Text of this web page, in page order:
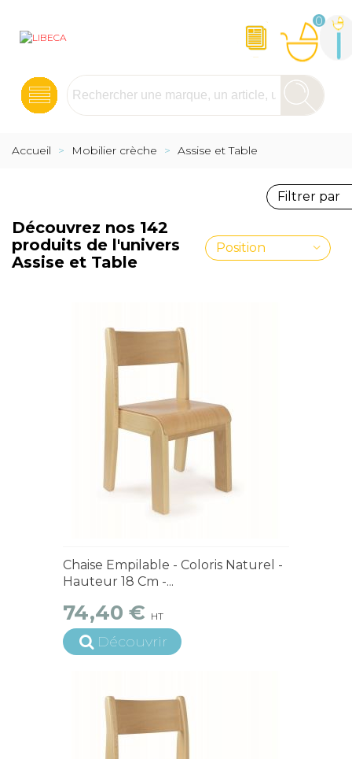
0
Accueil > Mobilier crèche > Assise et Table
Filtrer par
Découvrez nos 142
produits de l'univers
Assise et Table
Position
Chaise Empilable - Coloris Naturel -
Hauteur 18 Cm -...
74,40 € HT
Découvrir